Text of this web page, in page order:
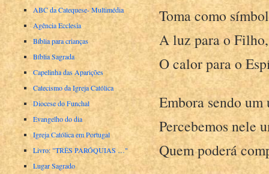
Toma como
A luz para o Filho,
O calor para o
Embora sendo um
Percebemos nele
Quem poderá
ABC da Catequese- Multimédia
Agência Ecclesia
Bíblia para crianças
Bíblia Sagrada
Capelinha das Aparições
Catecismo da Igreja Católica
Diocese do Funchal
Evangelho do dia
Igreja Católica em Portugal
Livro: "TRÊS PARÓQUIAS …"
Lugar Sagrado